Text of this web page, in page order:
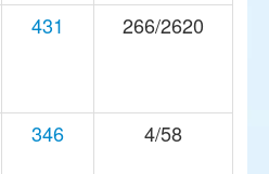
431 266/2620
346 4/58